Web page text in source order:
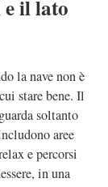
il lato
la nave non è
stare bene. Il
soltanto
aree
e percorsi
in una